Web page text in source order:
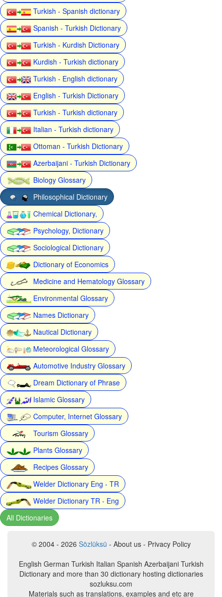
Turkish - Spanish dictionary
Spanish - Turkish Dictionary
Turkish - Kurdish Dictionary
Kurdish - Turkish dictionary
Turkish - English dictionary
English - Turkish Dictionary
Turkish - Turkish dictionary
Italian - Turkish dictionary
Ottoman - Turkish Dictionary
Azerbaijani - Turkish Dictionary
Biology Glossary
Philosophical Dictionary
Chemical Dictionary,
Psychology, Dictionary
Sociological Dictionary
Dictionary of Economics
Medicine and Hematology Glossary
Environmental Glossary
Names Dictionary
Nautical Dictionary
Meteorological Glossary
Automotive Industry Glossary
Dream Dictionary of Phrase
Islamic Glossary
Computer, Internet Glossary
Tourism Glossary
Plants Glossary
Recipes Glossary
Welder Dictionary Eng - TR
Welder Dictionary TR - Eng
All Dictionaries
© 2004 - 2026 Sözlüksü - About us - Privacy Policy
English German Turkish Italian Spanish Azerbaijani Turkish
Dictionary and more than 30 dictionary hosting dictionaries
sozluksu.com
Materials such as translations, examples and etc are